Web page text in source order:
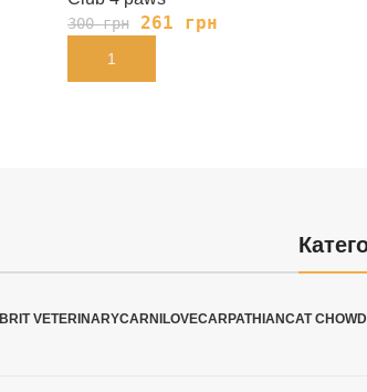
300грн 261 грн
В КОРЗИНУ
BRIT VETERINARYCARNILOVECARPATHIANCAT CHOW